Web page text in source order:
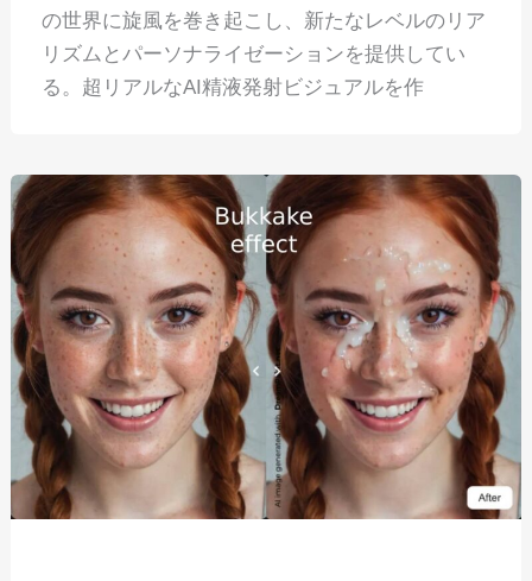
の世界に旋風を巻き起こし、新たなレベルのリア
リズムとパーソナライゼーションを提供してい
る。超リアルなAI精液発射ビジュアルを作